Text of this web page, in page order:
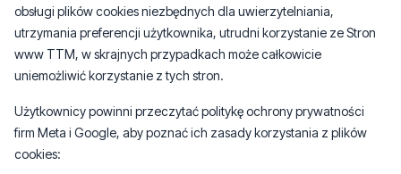
obsługi plików cookies niezbędnych dla uwierzytelniania,
utrzymania preferencji użytkownika, utrudni korzystanie ze Stron
www TTM, w skrajnych przypadkach może całkowicie
uniemożliwić korzystanie z tych stron.
Użytkownicy powinni przeczytać politykę ochrony prywatności
firm Meta i Google, aby poznać ich zasady korzystania z plików
cookies: